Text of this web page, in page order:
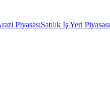
PiyasasıSatılık İş Yeri Piyasası